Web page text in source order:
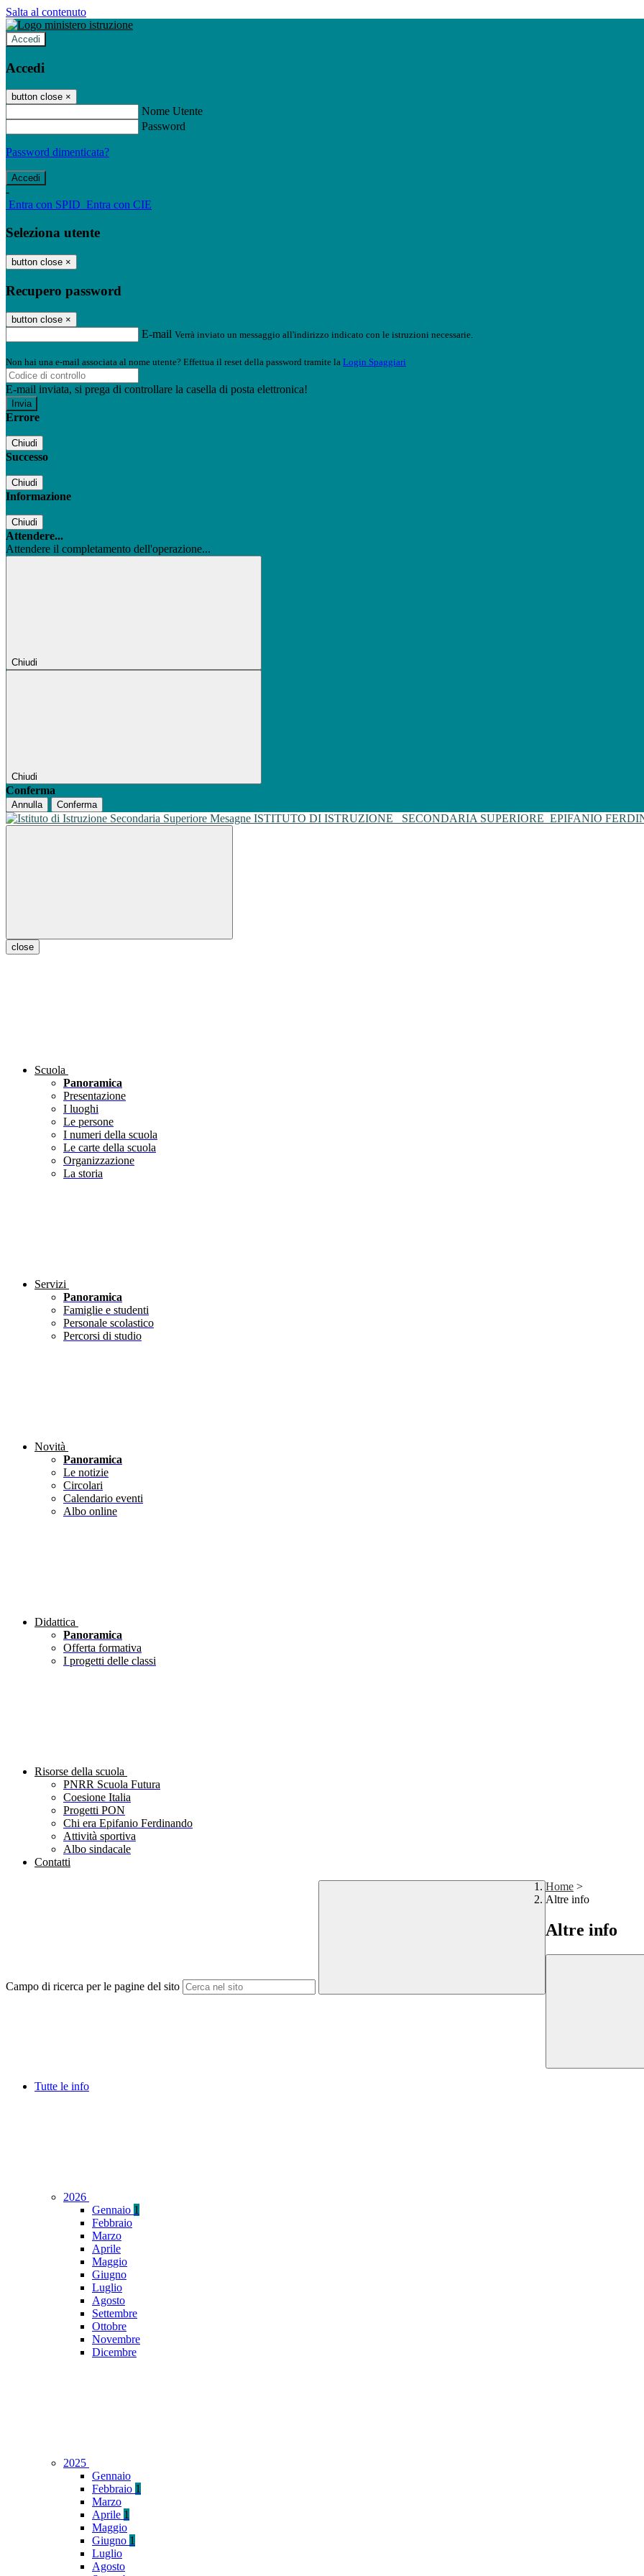
Salta al contenuto
Accedi
Accedi
button close ×
Nome Utente
Password
Password dimenticata?
-
Entra con SPID Entra con CIE
Seleziona utente
button close ×
Recupero password
button close ×
E-mail Verrà inviato un messaggio all'indirizzo indicato con le istruzioni necessarie.
Non hai una e-mail associata al nome utente? Effettua il reset della password tramite la Login Spaggiari
E-mail inviata, si prega di controllare la casella di posta elettronica!
Errore
Chiudi
Successo
Chiudi
Informazione
Chiudi
Attendere...
Attendere il completamento dell'operazione...
Chiudi
Chiudi
Conferma
Annulla Conferma
ISTITUTO DI ISTRUZIONE SECONDARIA SUPERIORE EPIFANIO
close
Scuola
Panoramica
Presentazione
I luoghi
Le persone
I numeri della scuola
Le carte della scuola
Organizzazione
La storia
Servizi
Panoramica
Famiglie e studenti
Personale scolastico
Percorsi di studio
Novità
Panoramica
Le notizie
Circolari
Calendario eventi
Albo online
Didattica
Panoramica
Offerta formativa
I progetti delle classi
Risorse della scuola
PNRR Scuola Futura
Coesione Italia
Progetti PON
Chi era Epifanio Ferdinando
Attività sportiva
Albo sindacale
Contatti
Campo di ricerca per le pagine del sito
Home >
Altre info
Altre info
Tutte le info
2026
Gennaio 1
Febbraio
Marzo
Aprile
Maggio
Giugno
Luglio
Agosto
Settembre
Ottobre
Novembre
Dicembre
2025
Gennaio
Febbraio 1
Marzo
Aprile 1
Maggio
Giugno 1
Luglio
Agosto